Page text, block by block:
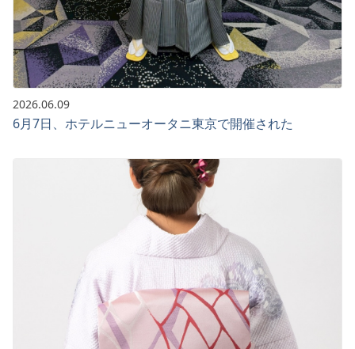
2026.06.09
6月7日、ホテルニューオータニ東京で開催された